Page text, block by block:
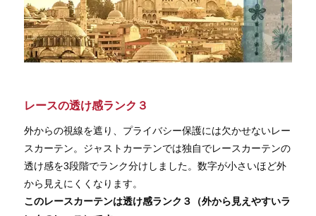
レースの透け感ランク３
外からの視線を遮り、プライバシー保護には欠かせないレー
スカーテン。ジャストカーテンでは独自でレースカーテンの
透け感を3段階でランク分けしました。数字が小さいほど外
から見えにくくなります。
このレースカーテンは透け感ランク３（外から見えやすいラ